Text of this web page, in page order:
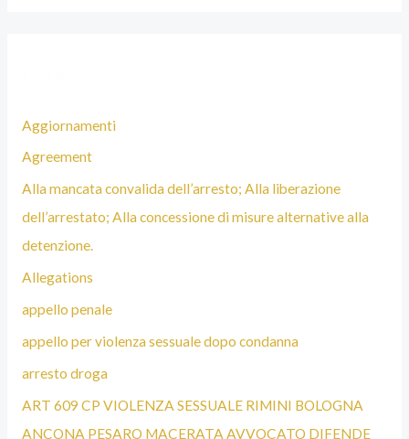
Aggiornamenti
Agreement
Alla mancata convalida dell’arresto; Alla liberazione
dell’arrestato; Alla concessione di misure alternative alla
detenzione.
Allegations
appello penale
appello per violenza sessuale dopo condanna
arresto droga
ART 609 CP VIOLENZA SESSUALE RIMINI BOLOGNA
ANCONA PESARO MACERATA AVVOCATO DIFENDE